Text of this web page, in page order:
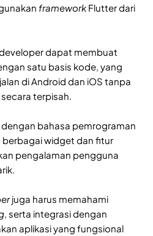
framework Flutter dari
dapat membuat
satu basis kode, yang
di Android dan iOS tanpa
terpisah.
bahasa pemrograman
widget dan fitur
pengalaman pengguna
juga harus memahami
, serta integrasi dengan
aplikasi yang fungsional